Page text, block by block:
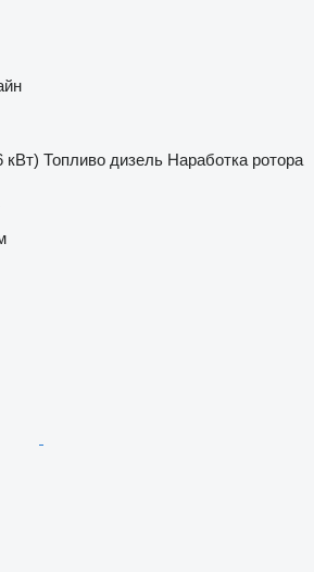
кВт) Топливо дизель Наработка ротора